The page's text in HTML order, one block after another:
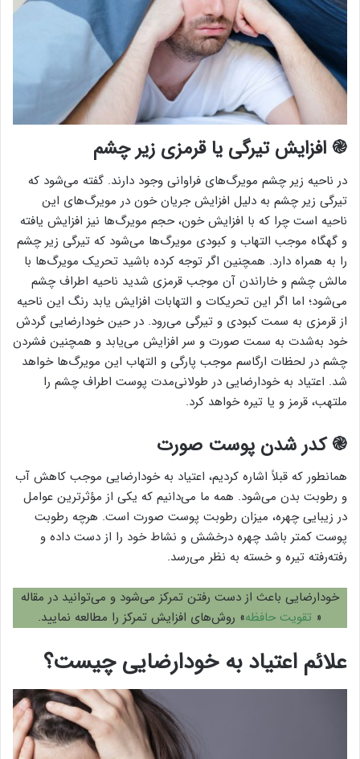
֎ افزایش تیرگی یا قرمزی زیر چشم
در ناحیه زیر چشم مویرگ‌های فراوانی وجود دارند. گفته می‌شود که
تیرگی زیر چشم به دلیل افزایش جریان خون در مویرگ‌های این
ناحیه است چرا که با افزایش خون، حجم مویرگ‌ها نیز افزایش یافته
و گهگاه موجب التهاب و کبودی مویرگ‌ها می‌شود که تیرگی زیر چشم
را به همراه دارد. همچنین اگر توجه کرده باشید تحریک مویرگ‌ها با
مالش چشم و خاراندن آن موجب قرمزی شدید ناحیه اطراف چشم
می‌شود؛ اما اگر این تحریکات و التهابات افزایش یابد رنگ این ناحیه
از قرمزی به سمت کبودی و تیرگی می‌رود. در حین خودارضایی گردش
خود به‌شدت به سمت صورت و سر افزایش می‌یابد و همچنین فشردن
چشم در لحظات ارگاسم موجب پارگی و التهاب این مویرگ‌ها خواهد
شد. اعتیاد به خودارضایی در طولانی‌مدت پوست اطراف چشم را
ملتهب، قرمز و یا تیره خواهد کرد.
֎ کدر شدن پوست صورت
همانطور که قبلاً اشاره کردیم، اعتیاد به خودارضایی موجب کاهش آب
و رطوبت بدن می‌شود. همه ما می‌دانیم که یکی از مؤثرترین عوامل
در زیبایی چهره، میزان رطوبت پوست صورت است. هرچه رطوبت
پوست کمتر باشد چهره درخشش و نشاط خود را از دست داده و
رفته‌رفته تیره و خسته به نظر می‌رسد.
خودارضایی باعث از دست رفتن تمرکز می‌شود و می‌توانید در مقاله
« تقویت حافظه» روش‌های افزایش تمرکز را مطالعه نمایید.
علائم اعتیاد به خودارضایی چیست؟